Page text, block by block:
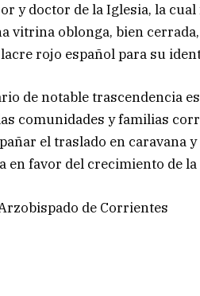
y doctor de la Iglesia, la
vitrina oblonga, bien
rojo español para su
de notable trascendencia
comunidades y familias
el traslado en caravana
en favor del crecimiento de
de Corrientes